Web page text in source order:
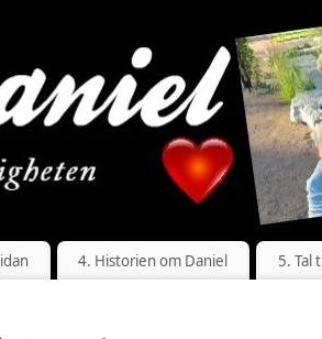
4. Historien om Daniel 5. Tal